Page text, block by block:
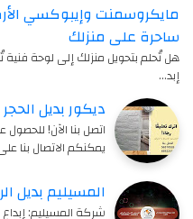
مايكروسمنت وإيبوكسي
ساحرة على منزلك
هل تُحلم بتحويل منزلك إلى لوحة
إبد…
ديكور بديل
اتصل بنا الآن!
يمكنكم الاتصال بنا
المسيليم بديل